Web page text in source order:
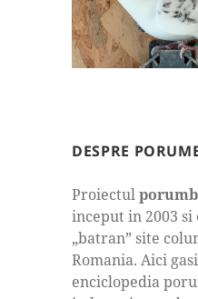
DESPRE
Proiectul
inceput in 2003 si
„batran” site
Romania. Aici
enciclopedia